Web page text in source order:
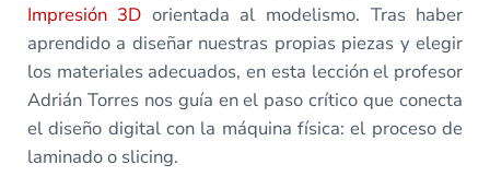
Impresión 3D orientada al modelismo. Tras haber
aprendido a diseñar nuestras propias piezas y elegir
los materiales adecuados, en esta lección el profesor
Adrián Torres nos guía en el paso crítico que conecta
el diseño digital con la máquina física: el proceso de
laminado o slicing.